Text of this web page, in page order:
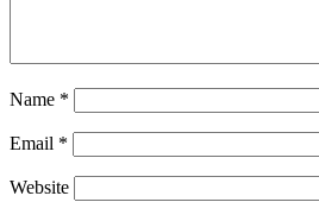
Name *
Email *
Website